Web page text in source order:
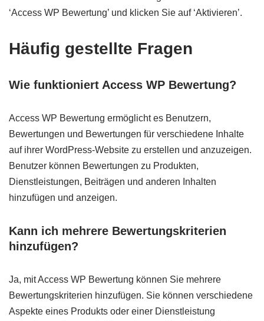
‘Access WP Bewertung’ und klicken Sie auf ‘Aktivieren’.
Häufig gestellte Fragen
Wie funktioniert Access WP Bewertung?
Access WP Bewertung ermöglicht es Benutzern,
Bewertungen und Bewertungen für verschiedene Inhalte
auf ihrer WordPress-Website zu erstellen und anzuzeigen.
Benutzer können Bewertungen zu Produkten,
Dienstleistungen, Beiträgen und anderen Inhalten
hinzufügen und anzeigen.
Kann ich mehrere Bewertungskriterien
hinzufügen?
Ja, mit Access WP Bewertung können Sie mehrere
Bewertungskriterien hinzufügen. Sie können verschiedene
Aspekte eines Produkts oder einer Dienstleistung